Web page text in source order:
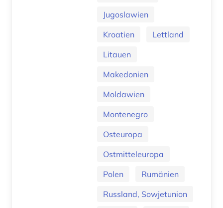
Jugoslawien
Kroatien
Lettland
Litauen
Makedonien
Moldawien
Montenegro
Osteuropa
Ostmitteleuropa
Polen
Rumänien
Russland, Sowjetunion